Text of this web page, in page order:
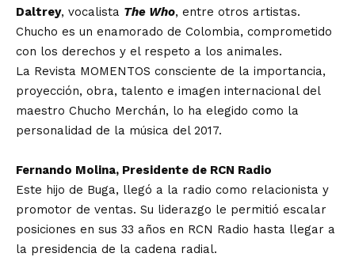
Daltrey, vocalista The Who, entre otros artistas.
Chucho es un enamorado de Colombia, comprometido
con los derechos y el respeto a los animales.
La Revista MOMENTOS consciente de la importancia,
proyección, obra, talento e imagen internacional del
maestro Chucho Merchán, lo ha elegido como la
personalidad de la música del 2017.
Fernando Molina, Presidente de RCN Radio
Este hijo de Buga, llegó a la radio como relacionista y
promotor de ventas. Su liderazgo le permitió escalar
posiciones en sus 33 años en RCN Radio hasta llegar a
la presidencia de la cadena radial.